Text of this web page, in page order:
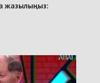
жазылыңыз: